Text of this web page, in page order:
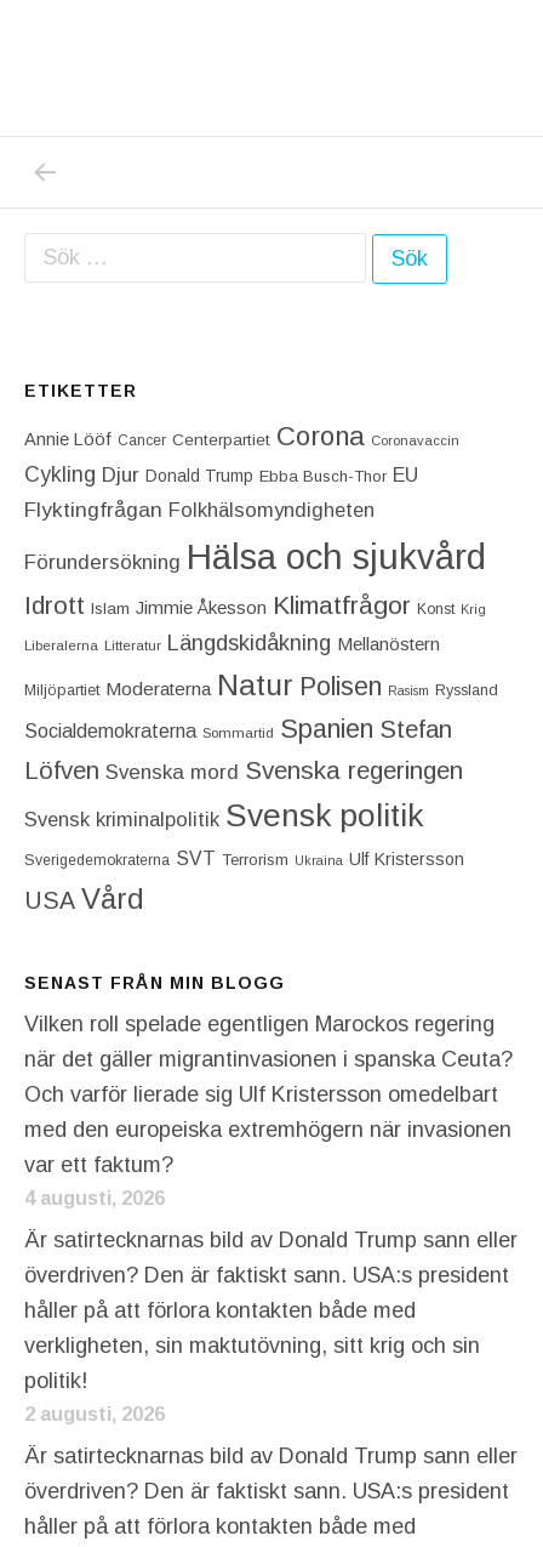
Inläggsnavigering
Sök efter:
ETIKETTER
Annie Lööf Cancer Centerpartiet‎ Corona Coronavaccin
Cykling Djur Donald Trump Ebba Busch-Thor EU
Flyktingfrågan Folkhälsomyndigheten
Förundersökning Hälsa och sjukvård
Idrott Islam Jimmie Åkesson Klimatfrågor Konst Krig
Liberalerna Litteratur Längdskidåkning Mellanöstern
Miljöpartiet Moderaterna Natur Polisen Rasism Ryssland
Socialdemokraterna Sommartid Spanien Stefan
Löfven Svenska mord Svenska regeringen
Svensk kriminalpolitik Svensk politik
Sverigedemokraterna SVT Terrorism Ukraina Ulf Kristersson
USA Vård
SENAST FRÅN MIN BLOGG
Vilken roll spelade egentligen Marockos regering
när det gäller migrantinvasionen i spanska Ceuta?
Och varför lierade sig Ulf Kristersson omedelbart
med den europeiska extremhögern när invasionen
var ett faktum?
4 augusti, 2026
Är satirtecknarnas bild av Donald Trump sann eller
överdriven? Den är faktiskt sann. USA:s president
håller på att förlora kontakten både med
verkligheten, sin maktutövning, sitt krig och sin
politik!
2 augusti, 2026
Är satirtecknarnas bild av Donald Trump sann eller
överdriven? Den är faktiskt sann. USA:s president
håller på att förlora kontakten både med